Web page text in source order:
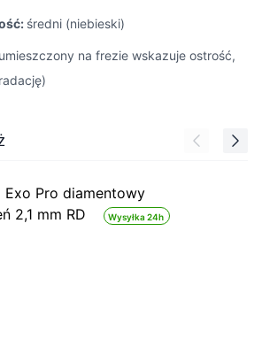
średni (niebieski)
na frezie wskazuje ostrość,
Wysyłka 24h